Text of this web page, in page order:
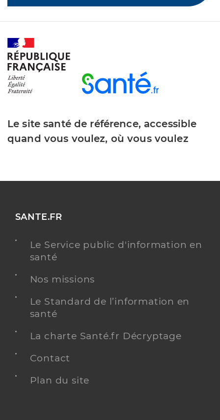
Le site santé de référence, accessible
quand vous voulez, où vous voulez
SANTE.FR
Le Service public d'information en
santé
Nos missions
Le Standard de l’information en
santé
La charte Santé.fr Décryptage
Contact
Plan du site